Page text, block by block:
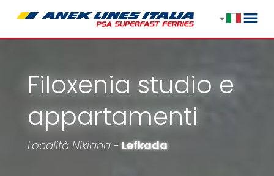
Filoxenia studio e
appartamenti
Località Nikiana - Lefkada